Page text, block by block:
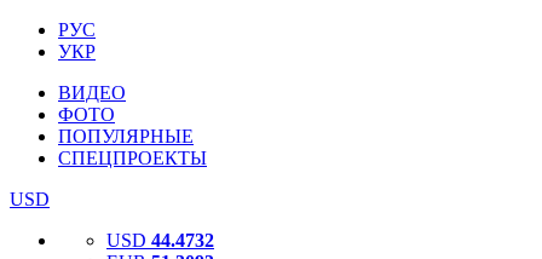
РУС
УКР
ВИДЕО
ФОТО
ПОПУЛЯРНЫЕ
СПЕЦПРОЕКТЫ
USD
USD 44.4732